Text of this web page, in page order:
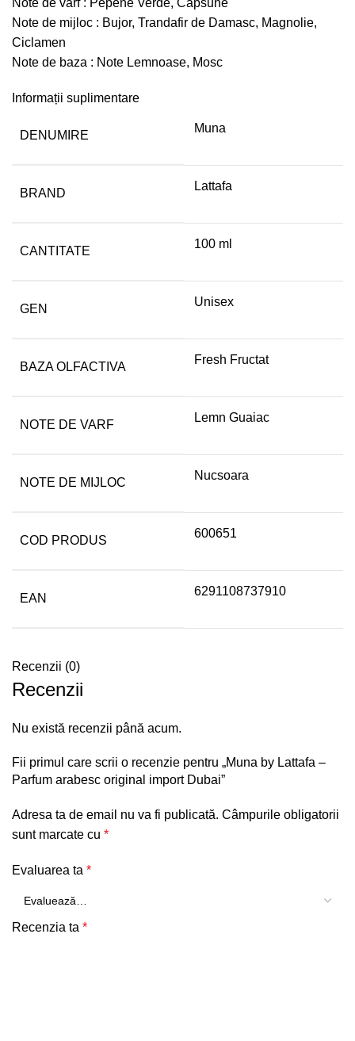
Note de varf : Pepene Verde, Capsune
Note de mijloc : Bujor, Trandafir de Damasc, Magnolie,
Ciclamen
Note de baza : Note Lemnoase, Mosc
Informații suplimentare
DENUMIRE
Muna
BRAND
Lattafa
CANTITATE
100 ml
GEN
Unisex
BAZA OLFACTIVA
Fresh Fructat
NOTE DE VARF
Lemn Guaiac
NOTE DE MIJLOC
Nucsoara
COD PRODUS
600651
EAN
6291108737910
Recenzii (0)
Recenzii
Nu există recenzii până acum.
Fii primul care scrii o recenzie pentru „Muna by Lattafa –
Parfum arabesc original import Dubai”
Adresa ta de email nu va fi publicată. Câmpurile obligatorii
sunt marcate cu *
Evaluarea ta *
Recenzia ta *